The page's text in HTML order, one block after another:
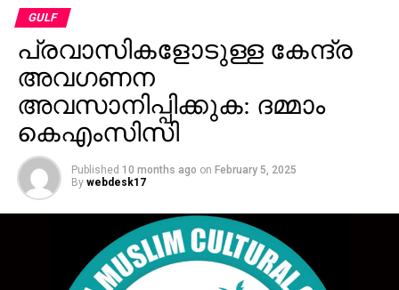
GULF
പ്രവാസികളോടുള്ള കേന്ദ്ര
അവഗണന
അവസാനിപ്പിക്കുക: ദമ്മാം
കെഎംസിസി
Published 10 months ago on February 5, 2025
By webdesk17